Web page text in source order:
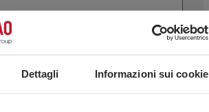
Dettagli Informazioni sui cookie